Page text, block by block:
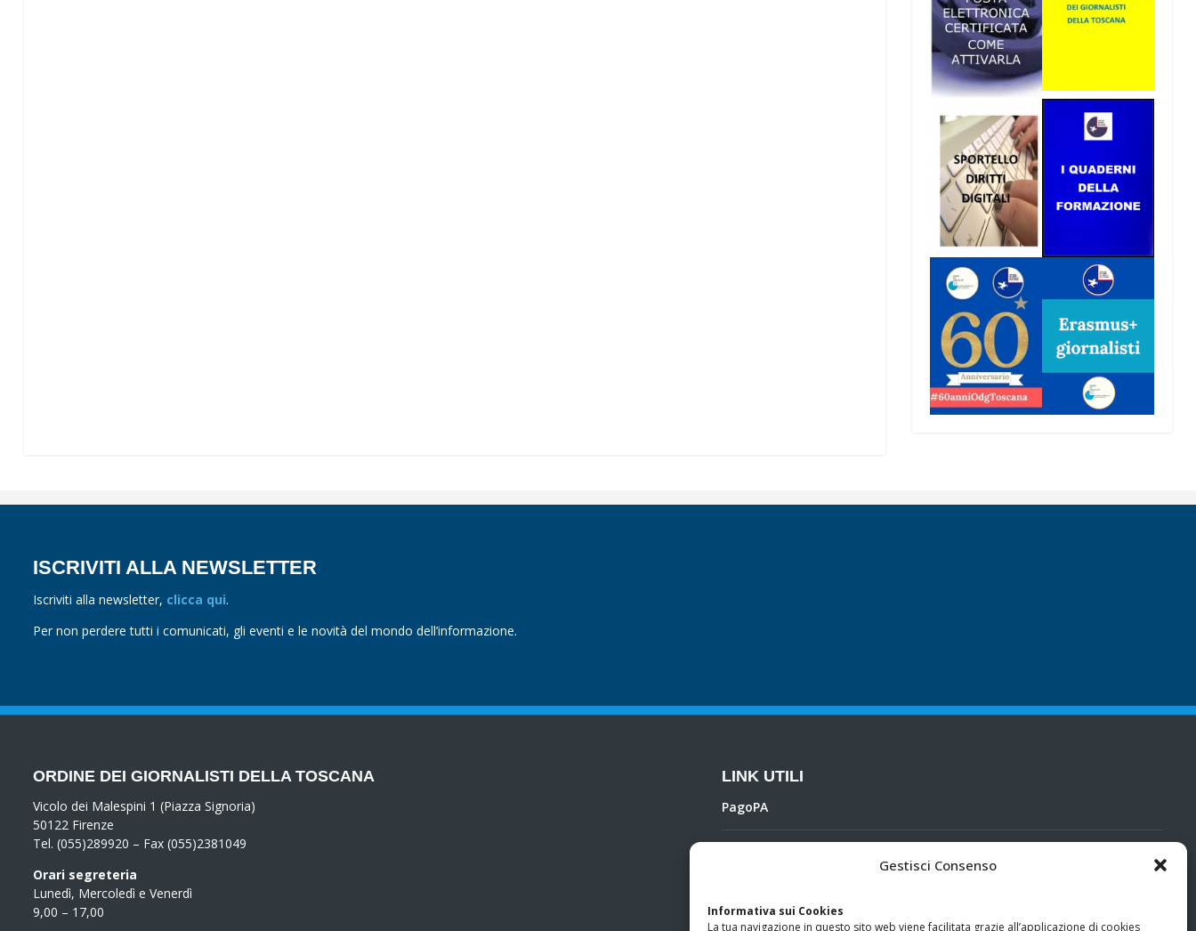
Gestisci Consenso
Informativa sui Cookies
La tua navigazione in questo sito web viene facilitata grazie all’applicazione di cookies
ISCRIVITI ALLA NEWSLETTER
Iscriviti alla newsletter, clicca qui.
Per non perdere tutti i comunicati, gli eventi e le novità del mondo dell’informazione.
ORDINE DEI GIORNALISTI DELLA TOSCANA
Vicolo dei Malespini 1 (Piazza Signoria)
50122 Firenze
Tel. (055)289920 – Fax (055)2381049
Orari segreteria
Lunedì, Mercoledì e Venerdì
9,00 – 17,00
LINK UTILI
PagoPA